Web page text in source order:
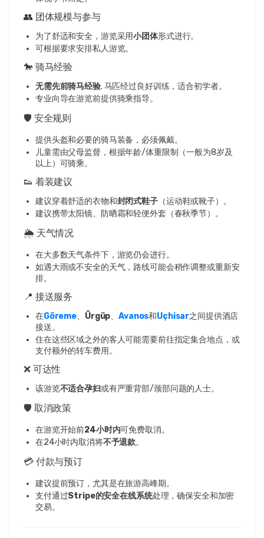
👥 团体规模与参与
为了舒适和安全，游览采用小团体形式进行。
可根据要求安排私人游览。
🐎 骑马经验
无需先前骑马经验. 马匹经过良好训练，适合初学者。
专业向导在游览前提供骑乘指导。
🛡️ 安全规则
提供头盔和必要的骑马装备，必须佩戴。
儿童需由父母监督，根据年龄/体重限制（一般为8岁及
以上）可骑乘。
👟 着装建议
建议穿着舒适的衣物和封闭式鞋子（运动鞋或靴子）。
建议携带太阳镜、防晒霜和轻便外套（春秋季节）。
🌦️ 天气情况
在大多数天气条件下，游览仍会进行。
如遇大雨或不安全的天气，路线可能会稍作调整或重新安
排。
📍 接送服务
在Göreme、 Ürgüp、Avanos和Uçhisar之间提供酒店
接送。
住在这些区域之外的客人可能需要前往指定集合地点，或
支付额外的转车费用。
❌ 可达性
该游览不适合孕妇或有严重背部/颈部问题的人士。
🛡️ 取消政策
在游览开始前24小时内可免费取消。
在24小时内取消将不予退款。
💳 付款与预订
建议提前预订，尤其是在旅游高峰期。
支付通过Stripe的安全在线系统处理，确保安全和加密
交易。